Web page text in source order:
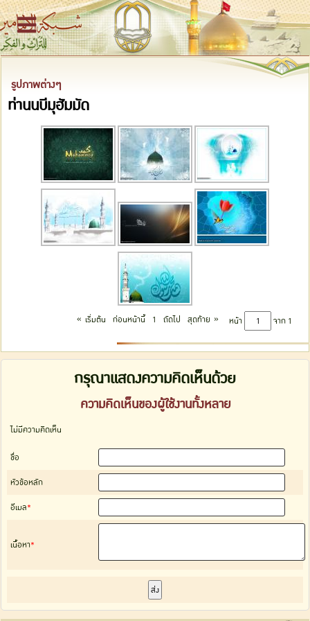
รูปภาพต่างๆ
ท่านนบีมุฮัมมัด
หน้า จาก 1
« เริ่มต้น ก่อนหน้านี้ 1 ถัดไป สุดท้าย »
กรุณาแสดงความคิดเห็นด้วย
ความคิดเห็นของผู้ใช้งานทั้งหลาย
ไม่่มีความคิดเห็น
ชื่อ
หัวข้อหลัก
อีเมล*
เนื้อหา*